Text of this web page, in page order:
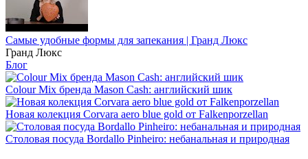
Самые удобные формы для запекания | Гранд Люкс
Гранд Люкс
Блог
Colour Mix бренда Mason Cash: английский шик
Новая колекция Corvara aero blue gold от Falkenporzellan
Столовая посуда Bordallo Pinheiro: небанальная и природная